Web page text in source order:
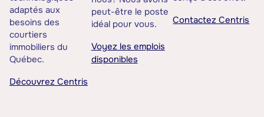
adaptés aux
besoins des
courtiers
immobiliers du
Québec.
Découvrez Centris
peut-être le poste
idéal pour vous.
Voyez les emplois
disponibles
Contactez Centris